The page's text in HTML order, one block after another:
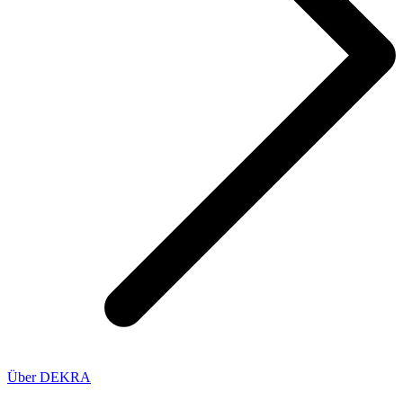
Über DEKRA